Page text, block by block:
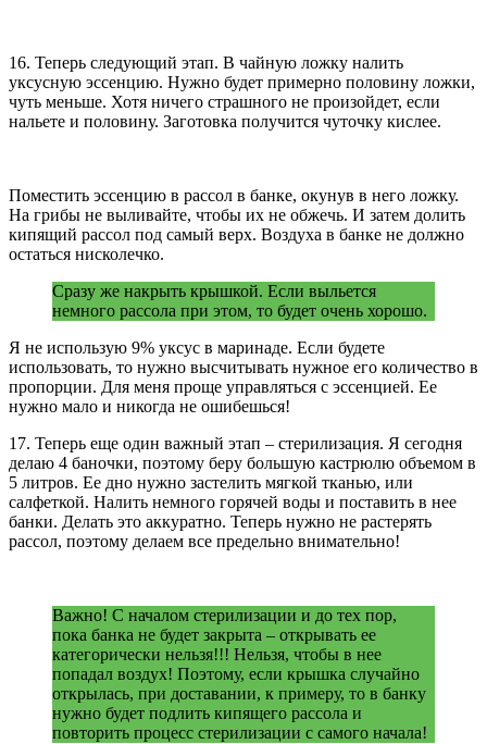
16. Теперь следующий этап. В чайную ложку налить
уксусную эссенцию. Нужно будет примерно половину ложки,
чуть меньше. Хотя ничего страшного не произойдет, если
нальете и половину. Заготовка получится чуточку кислее.
Поместить эссенцию в рассол в банке, окунув в него ложку.
На грибы не выливайте, чтобы их не обжечь. И затем долить
кипящий рассол под самый верх. Воздуха в банке не должно
остаться нисколечко.
Сразу же накрыть крышкой. Если выльется
немного рассола при этом, то будет очень хорошо.
Я не использую 9% уксус в маринаде. Если будете
использовать, то нужно высчитывать нужное его количество в
пропорции. Для меня проще управляться с эссенцией. Ее
нужно мало и никогда не ошибешься!
17. Теперь еще один важный этап – стерилизация. Я сегодня
делаю 4 баночки, поэтому беру большую кастрюлю объемом в
5 литров. Ее дно нужно застелить мягкой тканью, или
салфеткой. Налить немного горячей воды и поставить в нее
банки. Делать это аккуратно. Теперь нужно не растерять
рассол, поэтому делаем все предельно внимательно!
Важно! С началом стерилизации и до тех пор,
пока банка не будет закрыта – открывать ее
категорически нельзя!!! Нельзя, чтобы в нее
попадал воздух! Поэтому, если крышка случайно
открылась, при доставании, к примеру, то в банку
нужно будет подлить кипящего рассола и
повторить процесс стерилизации с самого начала!